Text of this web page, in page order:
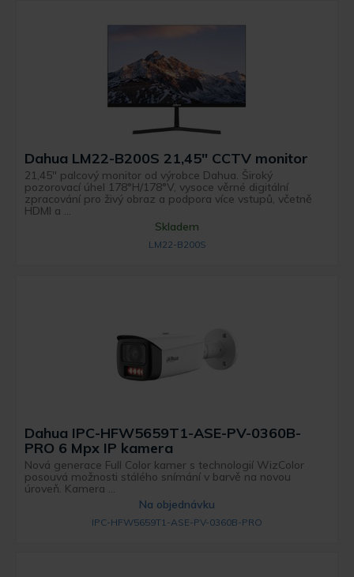
Dahua LM22-B200S 21,45" CCTV monitor
21,45" palcový monitor od výrobce Dahua. Široký
pozorovací úhel 178°H/178°V, vysoce věrné digitální
zpracování pro živý obraz a podpora více vstupů, včetně
HDMI a ...
Skladem
LM22-B200S
Dahua IPC-HFW5659T1-ASE-PV-0360B-
PRO 6 Mpx IP kamera
Nová generace Full Color kamer s technologií WizColor
posouvá možnosti stálého snímání v barvě na novou
úroveň. Kamera ...
Na objednávku
IPC-HFW5659T1-ASE-PV-0360B-PRO